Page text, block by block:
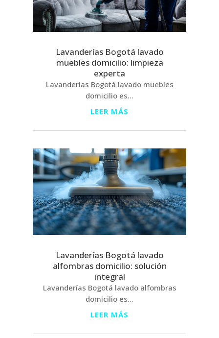
Lavanderías Bogotá lavado
muebles domicilio: limpieza
experta
Lavanderías Bogotá lavado muebles
domicilio es...
LEER MÁS
Lavanderías Bogotá lavado
alfombras domicilio: solución
integral
Lavanderías Bogotá lavado alfombras
domicilio es...
LEER MÁS